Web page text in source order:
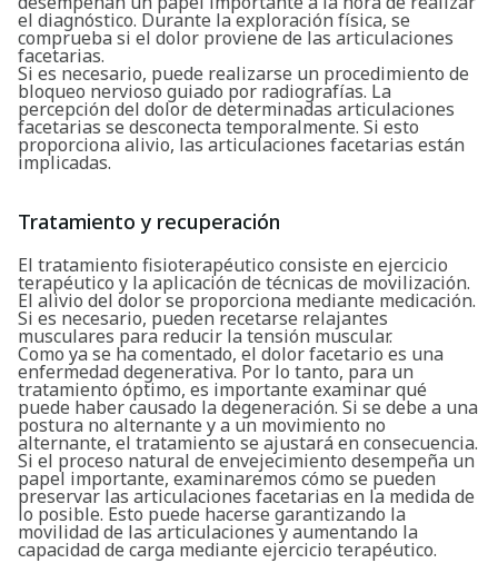
Buscar
el diagnóstico. Durante la exploración física, se
comprueba si el dolor proviene de las articulaciones
facetarias.
Si es necesario, puede realizarse un procedimiento de
bloqueo nervioso guiado por radiografías. La
percepción del dolor de determinadas articulaciones
facetarias se desconecta temporalmente. Si esto
proporciona alivio, las articulaciones facetarias están
implicadas.
Tratamiento y recuperación
El tratamiento fisioterapéutico consiste en ejercicio
terapéutico y la aplicación de técnicas de movilización.
El alivio del dolor se proporciona mediante medicación.
Si es necesario, pueden recetarse relajantes
musculares para reducir la tensión muscular.
Como ya se ha comentado, el dolor facetario es una
enfermedad degenerativa. Por lo tanto, para un
tratamiento óptimo, es importante examinar qué
puede haber causado la degeneración. Si se debe a una
postura no alternante y a un movimiento no
alternante, el tratamiento se ajustará en consecuencia.
Si el proceso natural de envejecimiento desempeña un
papel importante, examinaremos cómo se pueden
preservar las articulaciones facetarias en la medida de
lo posible. Esto puede hacerse garantizando la
movilidad de las articulaciones y aumentando la
capacidad de carga mediante ejercicio terapéutico.